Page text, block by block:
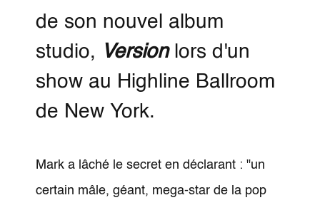
de son nouvel album
studio, Versionlors d'un
show au Highline Ballroom
de New York.
Mark a lâché le secret en déclarant : "un
certain mâle, géant, mega-star de la pop